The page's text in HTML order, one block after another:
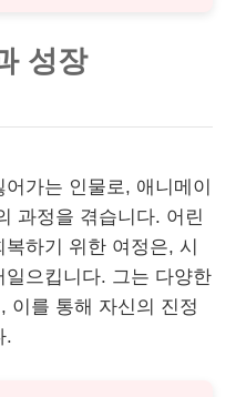
성장
가는 인물로, 애니메이
과정을 겪습니다. 어린
하기 위한 여정은, 시
으킵니다. 그는 다양한
이를 통해 자신의 진정
.